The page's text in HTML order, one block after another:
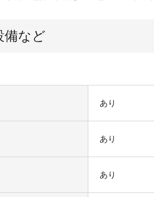
備など
あり
あり
あり